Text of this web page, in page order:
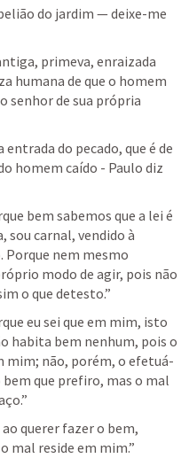
do jardim — deixe-me
primeva, enraizada
humana de que o homem
senhor de sua própria
entrada do pecado, que é de
homem caído - Paulo diz
bem sabemos que a lei é
sou carnal, vendido à
Porque nem mesmo
modo de agir, pois não
o que detesto.”
eu sei que em mim, isto
habita bem nenhum, pois o
mim; não, porém, o efetuá-
que prefiro, mas o mal
querer fazer o bem,
mal reside em mim.”